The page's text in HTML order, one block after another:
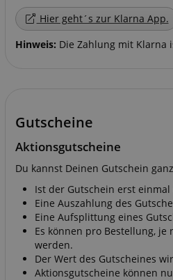
Hier geht´s zur Klarna App.
Hinweis: Die Zahlung mit Klarna
Gutscheine
Aktionsgutscheine
Du kannst Deinen Gutschein
Ist der Gutschein erst
Eine Auszahlung des
Eine Aufsplittung eines
Es können pro Bestellung,
werden.
Der Wert des Gutscheines
Aktionsgutscheine können
Statistik-Cookies werden verwendet, um zu
nicht verwendet werden, um einen bestimmten
zoovu-
91347
www.kirstein.at